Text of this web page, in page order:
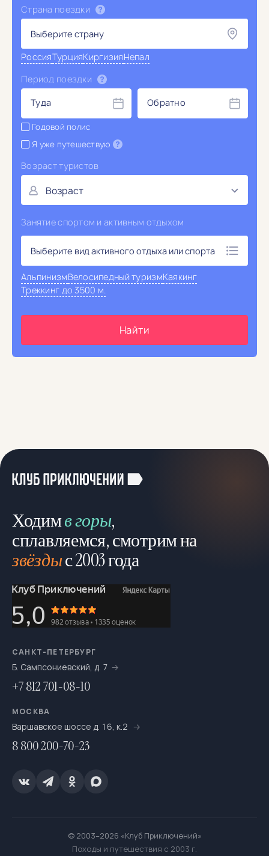
Ходимв горы,
сплавляемся, смотрим на
звёздыс 2003 года
САНКТ-ПЕТЕРБУРГ
Б. Сампсониевский, д. 7
+7 812 701-08-10
МОСКВА
Варшавское шоссе д. 16, к.2
8 800 200-70-23
© 2003–2026 «Клуб Приключений»
Походы и путешествия с 2003 г.